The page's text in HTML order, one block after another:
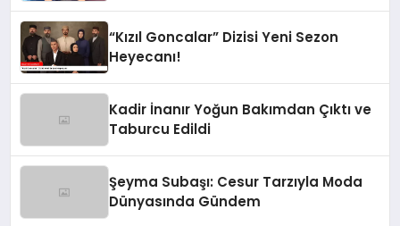
“Kızıl Goncalar” Dizisi Yeni Sezon
Heyecanı!
Kadir İnanır Yoğun Bakımdan Çıktı ve
Taburcu Edildi
Şeyma Subaşı: Cesur Tarzıyla Moda
Dünyasında Gündem